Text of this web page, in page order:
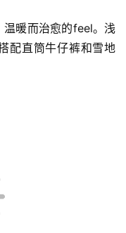
温暖而治愈的feel。浅
配直筒牛仔裤和雪地